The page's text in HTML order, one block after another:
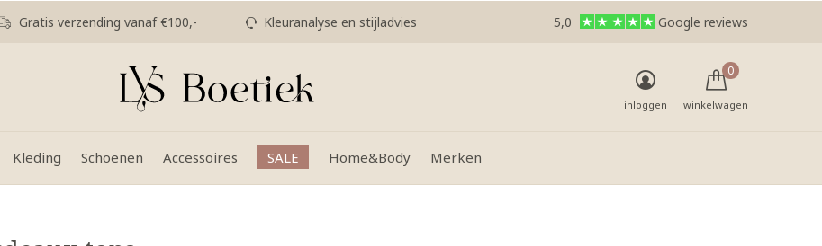
Kleding Schoenen Accessoires SALE Home&Body Merken
inloggen winkelwagen
0
Gratis verzending vanaf €100,- Kleuranalyse en stijladvies 5,0 Google reviews